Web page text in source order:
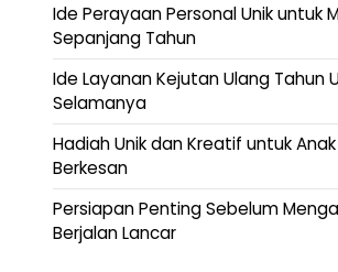
Ide Perayaan Personal Unik untuk
Sepanjang Tahun
Ide Layanan Kejutan Ulang Tahun
Selamanya
Hadiah Unik dan Kreatif untuk
Berkesan
Persiapan Penting Sebelum
Berjalan Lancar